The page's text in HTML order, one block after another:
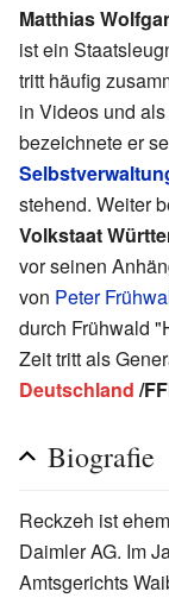
Matthias
ist ein
tritt häufig
in Videos und
bezeichnete er
stehend. Weiter
Volkstaat
vor seinen
von Peter
durch Frühwald
Zeit tritt als
Deutschland /
Biografie
Reckzeh ist
Daimler AG. Im
Amtsgerichts